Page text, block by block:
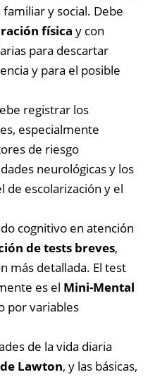
y social. Debe
física y con
para descartar
y para el posible
registrar los
especialmente
de riesgo
neurológicas y los
de escolarización y el
cognitivo en atención
de tests breves,
más detallada. El test
es el Mini-Mental
por variables
de la vida diaria
Lawton, y las básicas,